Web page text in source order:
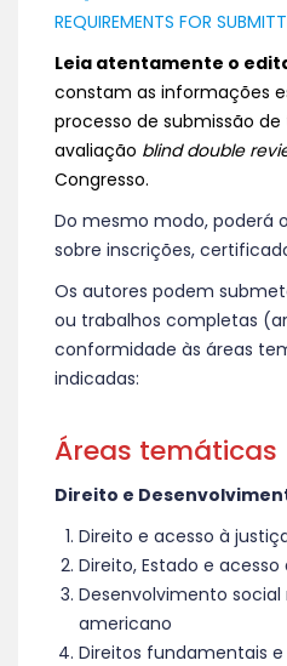
REQUIREMENTS FOR
Leia atentamente o
constam as informações
processo de submissão
avaliação blind double
Congresso.
Do mesmo modo, poderá
sobre inscrições,
Os autores podem
ou trabalhos completas
conformidade às áreas
indicadas:
Áreas temáticas
Direito e
Direito e acesso à
Direito, Estado e
Desenvolvimento
americano
Direitos fundamentais